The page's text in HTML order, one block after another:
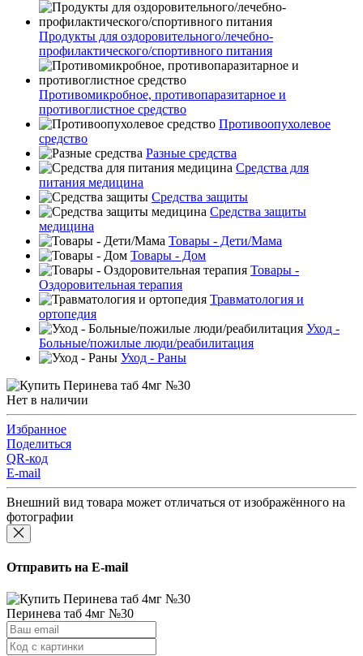
Продукты для оздоровительного/лечебно-
профилактического/спортивного питания
Противомикробное, противопаразитарное и
противоглистное средство
Противоопухолевое
средство
Разные средства
Средства для
питания медицина
Средства защиты
Средства защиты
медицина
Товары - Дети/Мама
Товары - Дом
Товары -
Оздоровительная терапия
Травматология и
ортопедия
Уход -
Больные/пожилые люди/реабилитация
Уход - Раны
Нет в наличии
Избранное
Поделиться
QR-код
E-mail
Внешний вид товара может отличаться от изображённого на
фотографии
Отправить на E-mail
Перинева таб 4мг №30